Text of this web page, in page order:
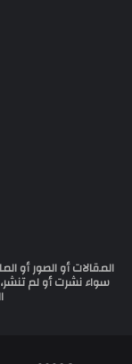
المقالات أو الصور أو
سواء نشرت أو لم